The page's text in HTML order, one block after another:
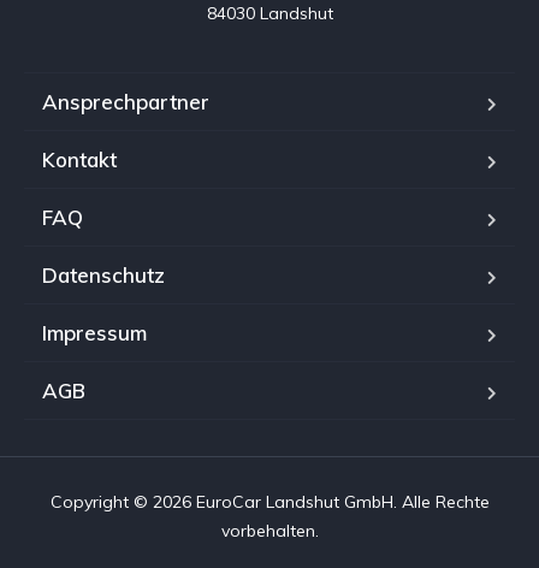
84030 Landshut
Ansprechpartner
Kontakt
FAQ
Datenschutz
Impressum
AGB
Copyright © 2026 EuroCar Landshut GmbH. Alle Rechte
vorbehalten.